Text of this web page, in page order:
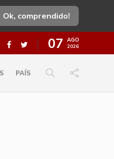
Ok, comprendido!
07 AGO
2026
PAÍS